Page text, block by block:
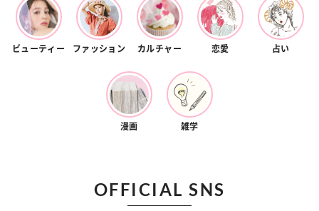
ビューティー ファッション カルチャー 恋愛 占い
漫画 雑学
OFFICIAL SNS